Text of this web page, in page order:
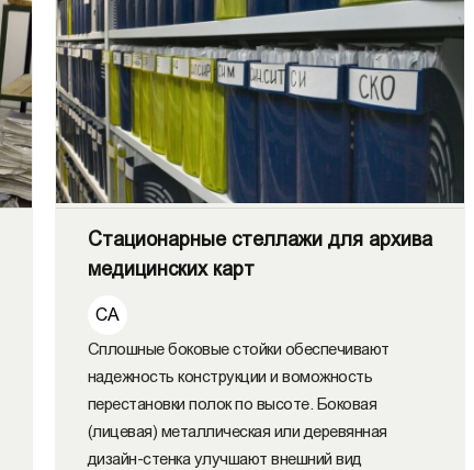
Стационарные стеллажи для архива
медицинских карт
СА
Сплошные боковые стойки обеспечивают
надежность конструкции и воможность
перестановки полок по высоте. Боковая
(лицевая) металлическая или деревянная
дизайн-стенка улучшают внешний вид